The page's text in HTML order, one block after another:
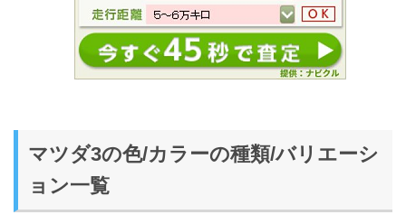
マツダ3の色/カラーの種類/バリエーシ
ョン一覧